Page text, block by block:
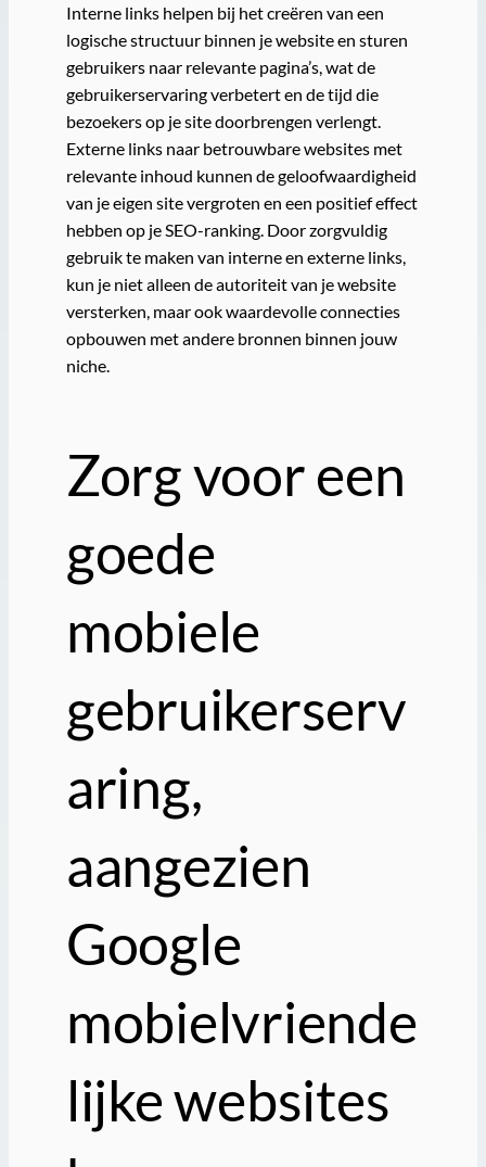
Interne links helpen bij het creëren van een
logische structuur binnen je website en sturen
gebruikers naar relevante pagina’s, wat de
gebruikerservaring verbetert en de tijd die
bezoekers op je site doorbrengen verlengt.
Externe links naar betrouwbare websites met
relevante inhoud kunnen de geloofwaardigheid
van je eigen site vergroten en een positief effect
hebben op je SEO-ranking. Door zorgvuldig
gebruik te maken van interne en externe links,
kun je niet alleen de autoriteit van je website
versterken, maar ook waardevolle connecties
opbouwen met andere bronnen binnen jouw
niche.
Zorg voor een
goede
mobiele
gebruikerserv
aring,
aangezien
Google
mobielvriende
lijke websites